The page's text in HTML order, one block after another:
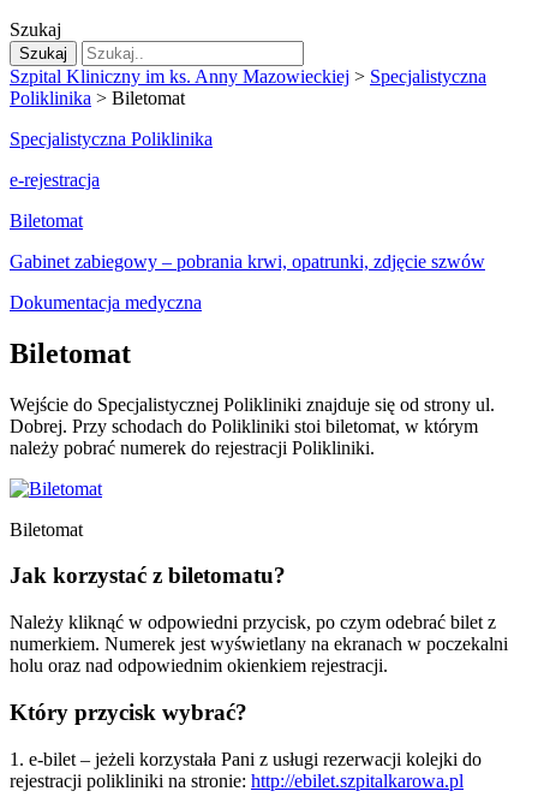
Szukaj
Szukaj
Szpital Kliniczny im ks. Anny Mazowieckiej > Specjalistyczna
Poliklinika > Biletomat
Specjalistyczna Poliklinika
e-rejestracja
Biletomat
Gabinet zabiegowy – pobrania krwi, opatrunki, zdjęcie szwów
Dokumentacja medyczna
Biletomat
Wejście do Specjalistycznej Polikliniki znajduje się od strony ul.
Dobrej. Przy schodach do Polikliniki stoi biletomat, w którym
należy pobrać numerek do rejestracji Polikliniki.
Biletomat
Jak korzystać z biletomatu?
Należy kliknąć w odpowiedni przycisk, po czym odebrać bilet z
numerkiem. Numerek jest wyświetlany na ekranach w poczekalni
holu oraz nad odpowiednim okienkiem rejestracji.
Który przycisk wybrać?
1. e-bilet – jeżeli korzystała Pani z usługi rezerwacji kolejki do
rejestracji polikliniki na stronie: http://ebilet.szpitalkarowa.pl